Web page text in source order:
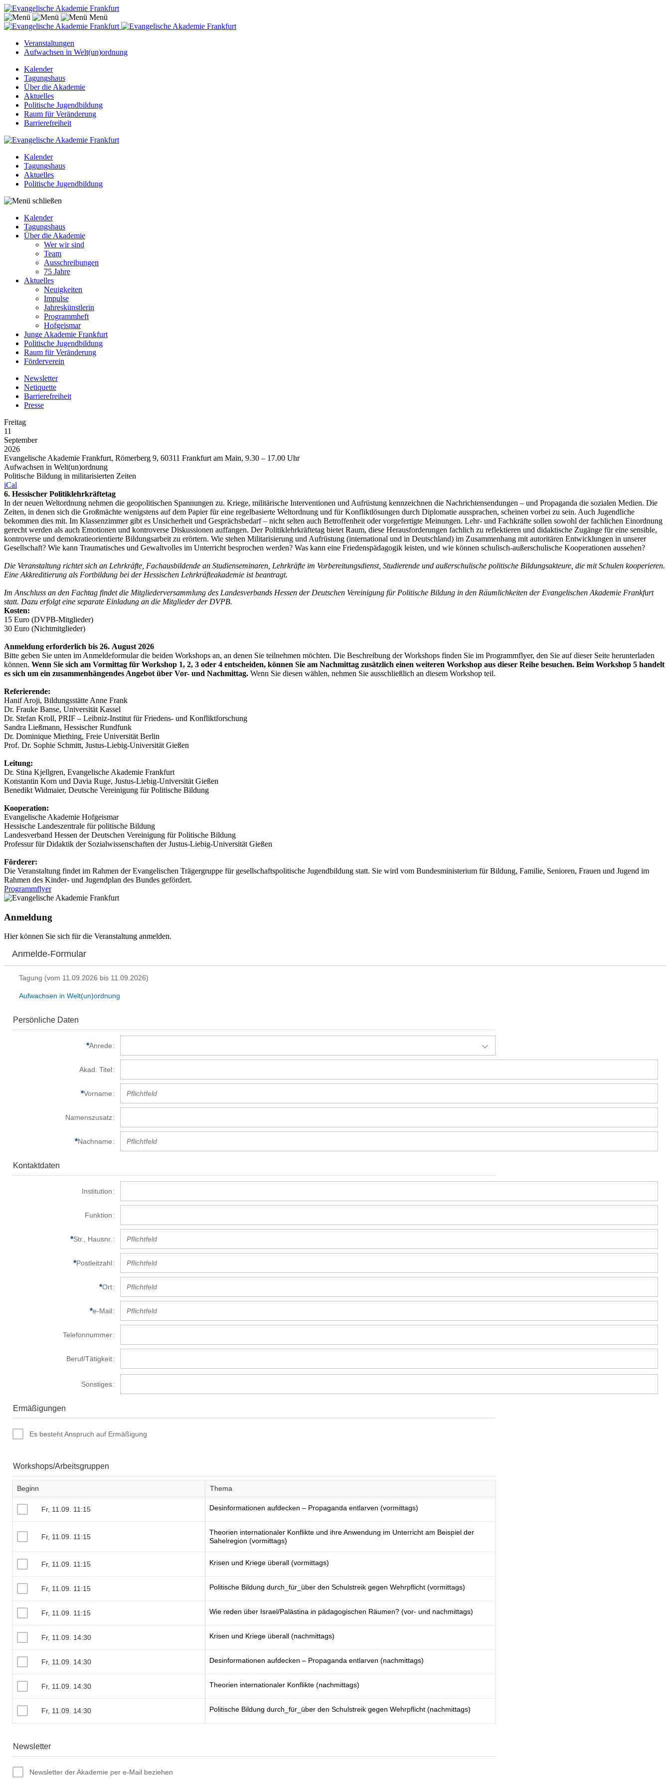
Menü
Veranstaltungen
Aufwachsen in Welt(un)ordnung
Kalender
Tagungshaus
Über die Akademie
Aktuelles
Politische Jugendbildung
Raum für Veränderung
Barrierefreiheit
Kalender
Tagungshaus
Aktuelles
Politische Jugendbildung
Kalender
Tagungshaus
Über die Akademie
Wer wir sind
Team
Ausschreibungen
75 Jahre
Aktuelles
Neuigkeiten
Impulse
Jahreskünstlerin
Programmheft
Hofgeismar
Junge Akademie Frankfurt
Politische Jugendbildung
Raum für Veränderung
Förderverein
Newsletter
Netiquette
Barrierefreiheit
Presse
Freitag
11
September
2026
Evangelische Akademie Frankfurt, Römerberg 9, 60311 Frankfurt am Main, 9.30 – 17.00 Uhr
Aufwachsen in Welt(un)ordnung
Politische Bildung in militarisierten Zeiten
iCal
6. Hessischer Politiklehrkräftetag
In der neuen Weltordnung nehmen die geopolitischen Spannungen zu. Kriege, militärische Interventionen und Aufrüstung kennzeichnen die Nachrichtensendungen – und Propaganda die sozialen Medien. Die
Zeiten, in denen sich die Großmächte wenigstens auf dem Papier für eine regelbasierte Weltordnung und für Konfliktlösungen durch Diplomatie aussprachen, scheinen vorbei zu sein. Auch Jugendliche
bekommen dies mit. Im Klassenzimmer gibt es Unsicherheit und Gesprächsbedarf – nicht selten auch Betroffenheit oder vorgefertigte Meinungen. Lehr- und Fachkräfte sollen sowohl der fachlichen Einordnung
gerecht werden als auch Emotionen und kontroverse Diskussionen auffangen. Der Politiklehrkräftetag bietet Raum, diese Herausforderungen fachlich zu reflektieren und didaktische Zugänge für eine sensible,
kontroverse und demokratieorientierte Bildungsarbeit zu erörtern. Wie stehen Militarisierung und Aufrüstung (international und in Deutschland) im Zusammenhang mit autoritären Entwicklungen in unserer
Gesellschaft? Wie kann Traumatisches und Gewaltvolles im Unterricht besprochen werden? Was kann eine Friedenspädagogik leisten, und wie können schulisch-außerschulische Kooperationen aussehen?
Die Veranstaltung richtet sich an Lehrkräfte, Fachausbildende an Studienseminaren, Lehrkräfte im Vorbereitungsdienst, ­Studierende und außerschulische politische Bildungsakteure, die mit Schulen kooperieren.
Eine Akkreditierung als Fortbildung bei der Hessischen Lehrkräfteakademie ist beantragt.
Im Anschluss an den Fachtag findet die Mitgliederversammlung des Landesverbands Hessen der Deutschen Vereinigung für Politische Bildung in den Räumlichkeiten der Evangelischen Akademie Frankfurt
statt. Dazu erfolgt eine separate Einladung an die Mitglieder der DVPB.
Kosten:
15 Euro (DVPB-Mitglieder)
30 Euro (Nichtmitglieder)
Anmeldung erforderlich bis 26. August 2026
Bitte geben Sie unten im Anmeldeformular die beiden Workshops an, an denen Sie teilnehmen möchten. Die Beschreibung der Workshops finden Sie im Programmflyer, den Sie auf dieser Seite herunterladen
können. Wenn Sie sich am Vormittag für Workshop 1, 2, 3 oder 4 entscheiden, können Sie am Nachmittag zusätzlich einen weiteren Workshop aus dieser Reihe besuchen. Beim Workshop 5 handelt
es sich um ein zusammenhängendes Angebot über Vor- und Nachmittag. Wenn Sie diesen wählen, nehmen Sie ausschließlich an diesem Workshop teil.
Referierende:
Hanif Aroji, Bildungsstätte Anne Frank
Dr. Frauke Banse, Universität Kassel
Dr. Stefan Kroll, PRIF – Leibniz-Institut für Friedens- und Konfliktforschung
Sandra Ließmann, Hessischer Rundfunk
Dr. Dominique Miething, Freie Universität Berlin
Prof. Dr. Sophie Schmitt, Justus-Liebig-Universität Gießen
Leitung:
Dr. Stina Kjellgren, Evangelische Akademie Frankfurt
Konstantin Korn und Davia Ruge, Justus-Liebig-Universität Gießen
Benedikt Widmaier, Deutsche Vereinigung für Politische Bildung
Kooperation:
Evangelische Akademie Hofgeismar
Hessische Landeszentrale für politische Bildung
Landesverband Hessen der Deutschen Vereinigung für Politische Bildung
Professur für Didaktik der Sozialwissenschaften der Justus-Liebig-Universität Gießen
Förderer:
Die Veranstaltung findet im Rahmen der Evangelischen Trägergruppe für gesellschaftspolitische Jugendbildung statt. Sie wird vom Bundesministerium für Bildung, Familie, Senioren, Frauen und Jugend im
Rahmen des Kinder- und Jugendplan des Bundes gefördert.
Programmflyer
Anmeldung
Hier können Sie sich für die Veranstaltung anmelden.